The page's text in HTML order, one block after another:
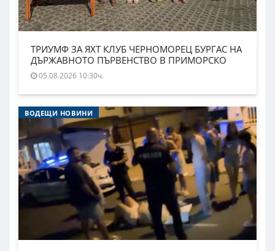
ТРИУМФ ЗА ЯХТ КЛУБ ЧЕРНОМОРЕЦ БУРГАС НА
ДЪРЖАВНОТО ПЪРВЕНСТВО В ПРИМОРСКО
05.08.2026 10:30ч.
ВОДЕЩИ НОВИНИ